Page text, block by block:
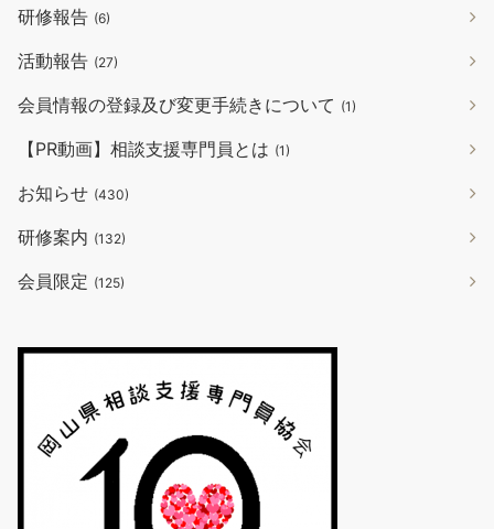
研修報告 (6)
活動報告 (27)
会員情報の登録及び変更手続きについて (1)
【PR動画】相談支援専門員とは (1)
お知らせ (430)
研修案内 (132)
会員限定 (125)